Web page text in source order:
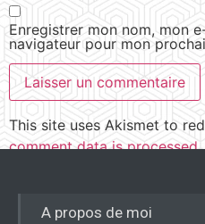
Enregistrer mon nom, mon
navigateur pour mon
This site uses Akismet to
comment data is processed.
A propos de moi